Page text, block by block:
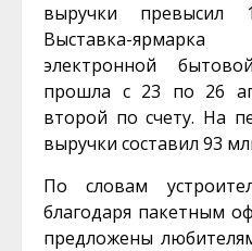
выручки превысил
Выставка-
электронной
прошла с 23 по 26
второй по счету. На
выручки составил 93
По словам
благодаря пакетным
предложены